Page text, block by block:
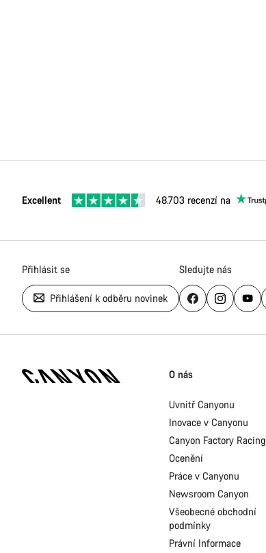
Excellent 48.703 recenzí na
Přihlásit se
Přihlášení k odběru novinek
Sledujte nás
stránky
O nás
Uvnitř Canyonu
Inovace v Canyonu
Canyon Factory Racing
Ocenění
Práce v Canyonu
Newsroom Canyon
Všeobecné obchodní
podmínky
Právní Informace